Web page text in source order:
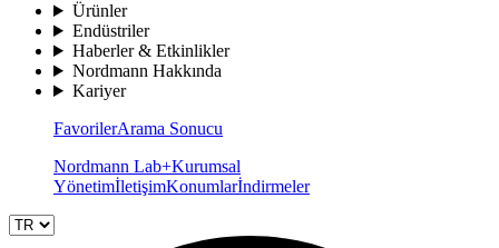
Ürünler
Endüstriler
Haberler & Etkinlikler
Nordmann Hakkında
Kariyer
FavorilerArama Sonucu
Nordmann Lab+Kurumsal
YönetimİletişimKonumlarİndirmeler